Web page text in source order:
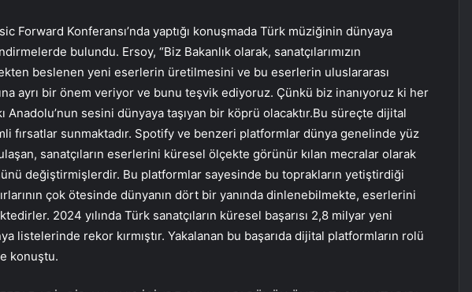
Forward Konferansı’nda yaptığı konuşmada Türk müziğinin dünyaya
bulundu. Ersoy, “Biz Bakanlık olarak, sanatçılarımızın
beslenen yeni eserlerin üretilmesini ve bu eserlerin uluslararası
ayrı bir önem veriyor ve bunu teşvik ediyoruz. Çünkü biz inanıyoruz ki her
Anadolu’nun sesini dünyaya taşıyan bir köprü olacaktır.Bu süreçte dijital
fırsatlar sunmaktadır. Spotify ve benzeri platformlar dünya genelinde yüz
sanatçıların eserlerini küresel ölçekte görünür kılan mecralar olarak
değiştirmişlerdir. Bu platformlar sayesinde bu toprakların yetiştirdiği
çok ötesinde dünyanın dört bir yanında dinlenebilmekte, eserlerini
2024 yılında Türk sanatçıların küresel başarısı 2,8 milyar yeni
listelerinde rekor kırmıştır. Yakalanan bu başarıda dijital platformların rolü
konuştu.